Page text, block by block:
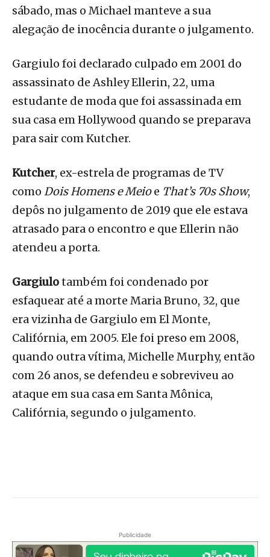
sábado, mas o Michael manteve a sua
alegação de inocência durante o julgamento.
Gargiulo foi declarado culpado em 2001 do
assassinato de Ashley Ellerin, 22, uma
estudante de moda que foi assassinada em
sua casa em Hollywood quando se preparava
para sair com Kutcher.
Kutcher, ex-estrela de programas de TV
como Dois Homens e Meioe That’s 70s Show,
depôs no julgamento de 2019 que ele estava
atrasado para o encontro e que Ellerin não
atendeu a porta.
Gargiulotambém foi condenado por
esfaquear até a morte Maria Bruno, 32, que
era vizinha de Gargiulo em El Monte,
Califórnia, em 2005. Ele foi preso em 2008,
quando outra vítima, Michelle Murphy, então
com 26 anos, se defendeu e sobreviveu ao
ataque em sua casa em Santa Mônica,
Califórnia, segundo o julgamento.
Publicidade